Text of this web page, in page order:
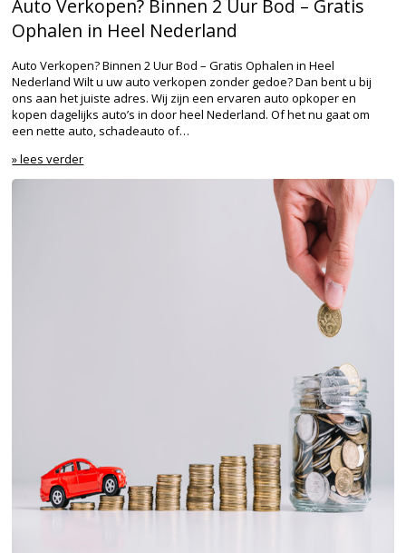
Auto Verkopen? Binnen 2 Uur Bod – Gratis
Ophalen in Heel Nederland
Auto Verkopen? Binnen 2 Uur Bod – Gratis Ophalen in Heel
Nederland Wilt u uw auto verkopen zonder gedoe? Dan bent u bij
ons aan het juiste adres. Wij zijn een ervaren auto opkoper en
kopen dagelijks auto’s in door heel Nederland. Of het nu gaat om
een nette auto, schadeauto of…
» lees verder